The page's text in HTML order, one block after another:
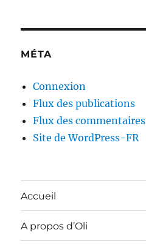
MÉTA
Connexion
Flux des publications
Flux des commentaires
Site de WordPress-FR
Accueil
A propos d’Oli